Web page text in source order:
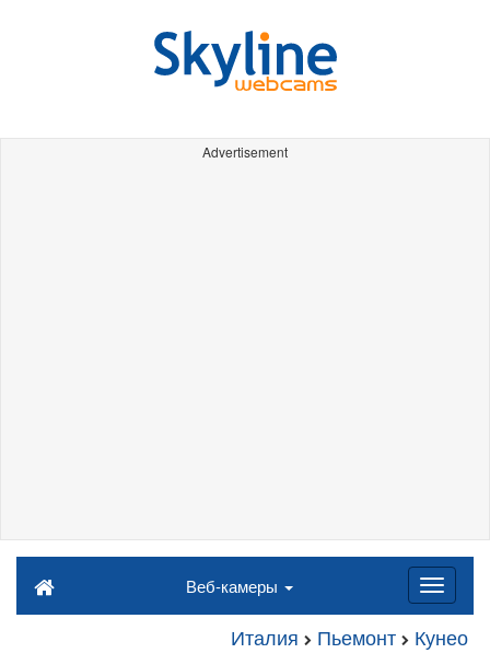
Advertisement
Веб-камеры
Италия Пьемонт Кунео